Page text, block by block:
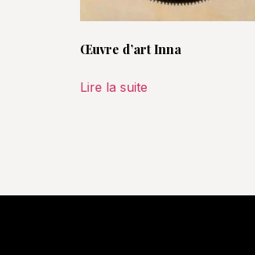
Œuvre d’art Inna
Lire la suite